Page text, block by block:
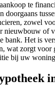
te
doorgaans
zowel
nieuwbouw of
bank. Het is
wat zorgt voor
bij uw